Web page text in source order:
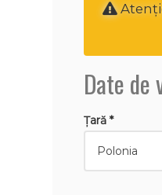
Date de
Țară *